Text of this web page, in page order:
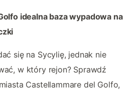
idealna baza wypadowa na
się na Sycylię, jednak nie
w który rejon? Sprawdź
Castellammare del Golfo,